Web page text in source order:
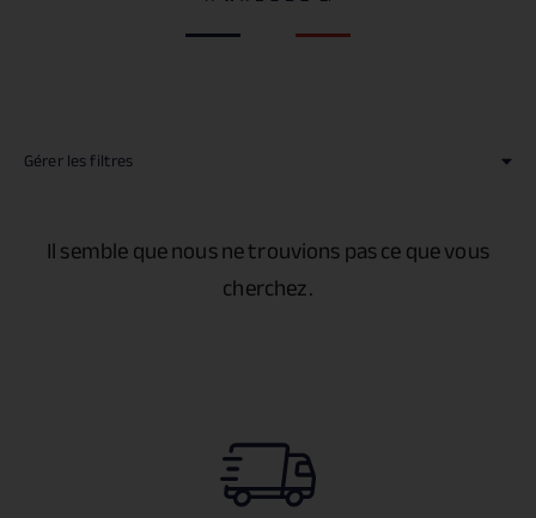
Gérer les filtres
Il semble que nous ne trouvions pas ce que vous
cherchez.